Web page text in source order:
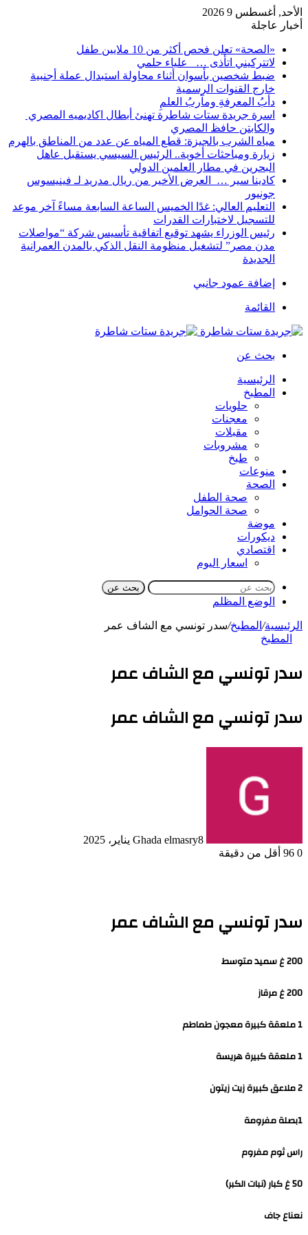
الأحد, أغسطس 9 2026
أخبار عاجلة
«الصحة» تعلن فحص أكثر من 10 ملايين طفل
لاتتركيني اتأذى … علياء حلمي
ضبط شخصين بأسوان أثناء محاولة استبدال عملة أجنبية
خارج القنوات الرسمية
دأبُ المعرفةِ ومآربُ العلمِ
اسرة جريدة ستات شاطرة تهنئ أبطال اكاديميه المصري
والكابتن حافظ المصري
مياه الشرب بالجيزة: قطع المياه عن عدد من المناطق بالهرم
زيارة ومباحثات أخوية.. الرئيس السيسي يستقبل عاهل
البحرين في مطار العلمين الدولي
كادينا سير … العرض الأخير من ريال مدريد لـ فينيسوس
جونيور
التعليم العالي: غدًا الخميس الساعة السابعة مساءً آخر موعد
للتسجيل لاختبارات القدرات
رئيس الوزراء يشهد توقيع اتفاقية تأسيس شركة “مواصلات
مدن مصر” لتشغيل منظومة النقل الذكي بالمدن العمرانية
الجديدة
إضافة عمود جانبي
القائمة
بحث عن
الرئيسية
المطبخ
حلويات
معجنات
مقبلات
مشروبات
طبخ
منوعات
الصحة
صحة الطفل
صحة الحوامل
موضة
ديكورات
اقتصادي
اسعار اليوم
بحث عن
الوضع المظلم
الرئيسية/ المطبخ/سدر تونسي مع الشاف عمر
المطبخ
سدر تونسي مع الشاف عمر
سدر تونسي مع الشاف عمر
Ghada elmasry8 يناير، 2025
0
أقل من دقيقة
سدر تونسي مع الشاف عمر
200 غ سميد متوسط
200 غ مرقاز
1 ملعقة كبيرة معجون طماطم
1 ملعقة كبيرة هريسة
2 ملاعق كبيرة زيت زيتون
1بصلة مفرومة
راس ثوم مفروم
50 غ كبار (نبات الكبر)
نعناع جاف